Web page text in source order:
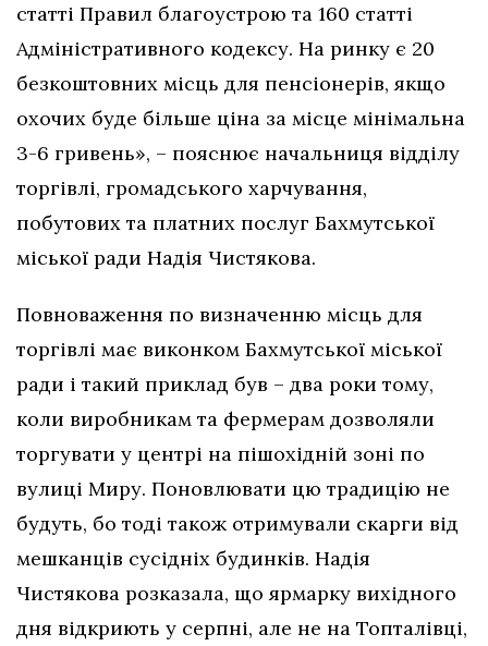
статті Правил благоустрою та 160 статті
Адміністративного кодексу. На ринку є 20
безкоштовних місць для пенсіонерів, якщо
охочих буде більше ціна за місце мінімальна
3-6 гривень», – пояснює начальниця відділу
торгівлі, громадського харчування,
побутових та платних послуг Бахмутської
міської ради Надія Чистякова.
Повноваження по визначенню місць для
торгівлі має виконком Бахмутської міської
ради і такий приклад був – два роки тому,
коли виробникам та фермерам дозволяли
торгувати у центрі на пішохідній зоні по
вулиці Миру. Поновлювати цю традицію не
будуть, бо тоді також отримували скарги від
мешканців сусідніх будинків. Надія
Чистякова розказала, що ярмарку вихідного
дня відкриють у серпні, але не на Топталівці,